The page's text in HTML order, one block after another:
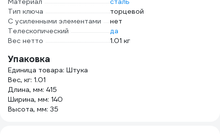
Тип ключа
торцевой
С усиленными элементами
нет
Телескопический
да
Вес нетто
1.01 кг
Упаковка
Единица товара: Штука
Вес, кг: 1.01
Длина, мм: 415
Ширина, мм: 140
Высота, мм: 35